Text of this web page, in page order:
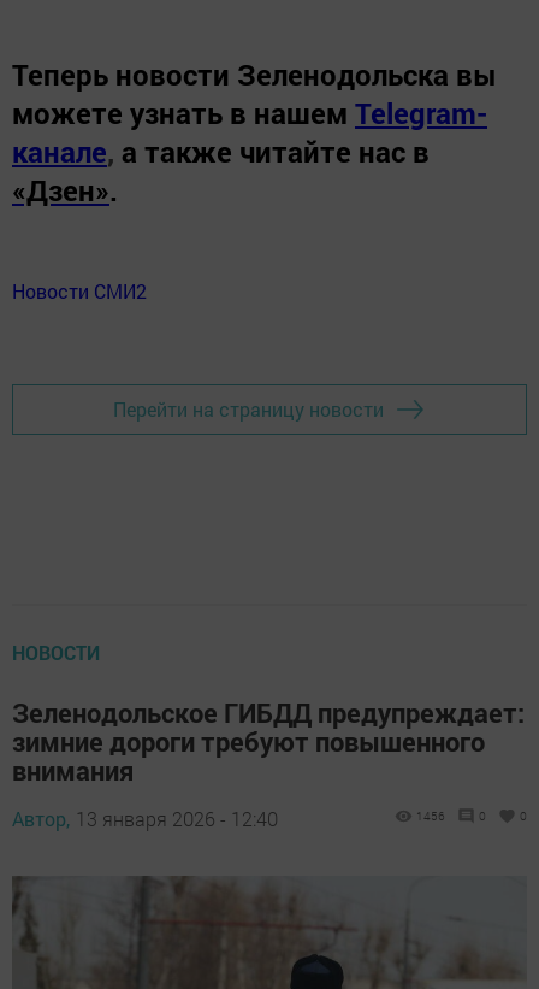
Теперь новости Зеленодольска вы
можете узнать в нашем Telegram-
канале, а также читайте нас в
«Дзен».
Новости СМИ2
Перейти на страницу новости
НОВОСТИ
Зеленодольское ГИБДД предупреждает:
зимние дороги требуют повышенного
внимания
Автор, 13 января 2026 - 12:40 1456 0 0